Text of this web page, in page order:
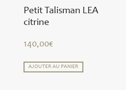
Petit Talisman LEA
citrine
140,00€
AJOUTER AU PANIER